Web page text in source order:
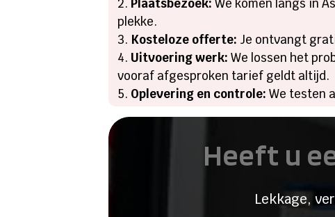
Plaatsbezoek: We komen langs in
plekke.
Kosteloze offerte: Je ontvangt
Uitvoering werk: We lossen het
vooraf afgesproken tarief geldt altijd.
Oplevering en controle: We testen
Heeft u
Lekkage,